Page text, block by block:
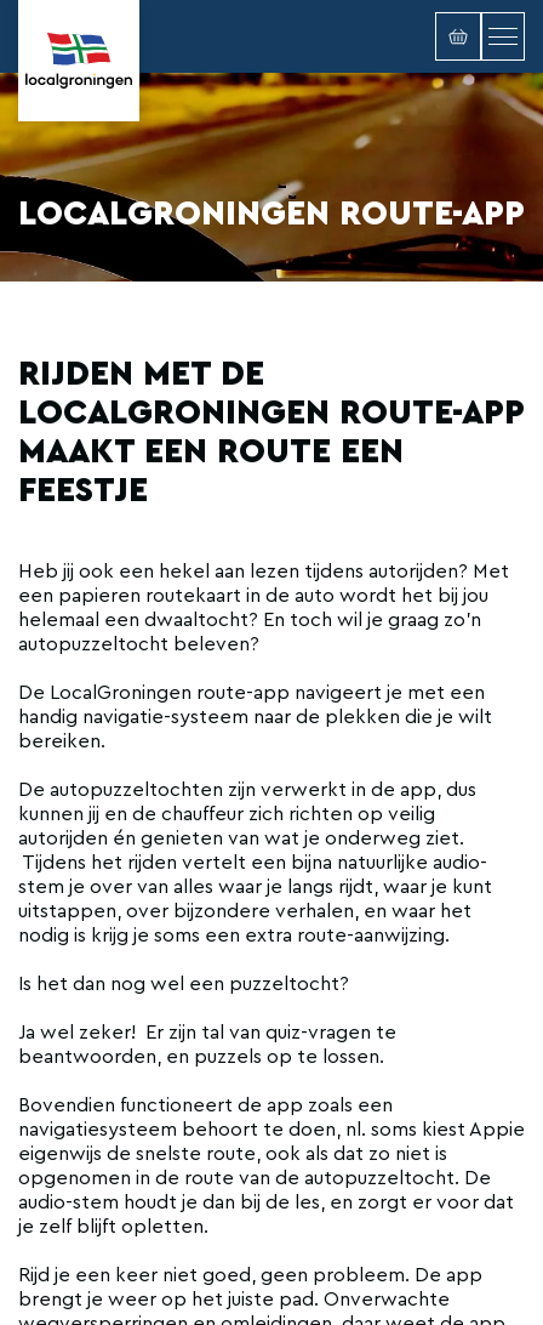
LOCALGRONINGEN ROUTE-APP
RIJDEN MET DE
LOCALGRONINGEN ROUTE-APP
MAAKT EEN ROUTE EEN
FEESTJE
Heb jij ook een hekel aan lezen tijdens autorijden? Met
een papieren routekaart in de auto wordt het bij jou
helemaal een dwaaltocht? En toch wil je graag zo'n
autopuzzeltocht beleven?
De LocalGroningen route-app navigeert je met een
handig navigatie-systeem naar de plekken die je wilt
bereiken.
De autopuzzeltochten zijn verwerkt in de app, dus
kunnen jij en de chauffeur zich richten op veilig
autorijden én genieten van wat je onderweg ziet.
Tijdens het rijden vertelt een bijna natuurlijke audio-
stem je over van alles waar je langs rijdt, waar je kunt
uitstappen, over bijzondere verhalen, en waar het
nodig is krijg je soms een extra route-aanwijzing.
Is het dan nog wel een puzzeltocht?
Ja wel zeker! Er zijn tal van quiz-vragen te
beantwoorden, en puzzels op te lossen.
Bovendien functioneert de app zoals een
navigatiesysteem behoort te doen, nl. soms kiest Appie
eigenwijs de snelste route, ook als dat zo niet is
opgenomen in de route van de autopuzzeltocht. De
audio-stem houdt je dan bij de les, en zorgt er voor dat
je zelf blijft opletten.
Rijd je een keer niet goed, geen probleem. De app
brengt je weer op het juiste pad. Onverwachte